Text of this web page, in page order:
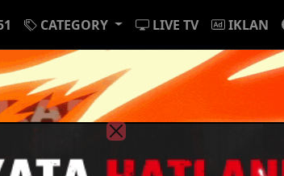
CATEGORY LIVE TV IKLAN